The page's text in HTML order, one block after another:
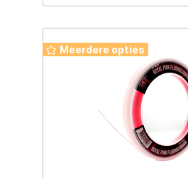
zijn voor vissers die op
specifieke kenmerken voor
visomstandigheden.
Meerdere opties